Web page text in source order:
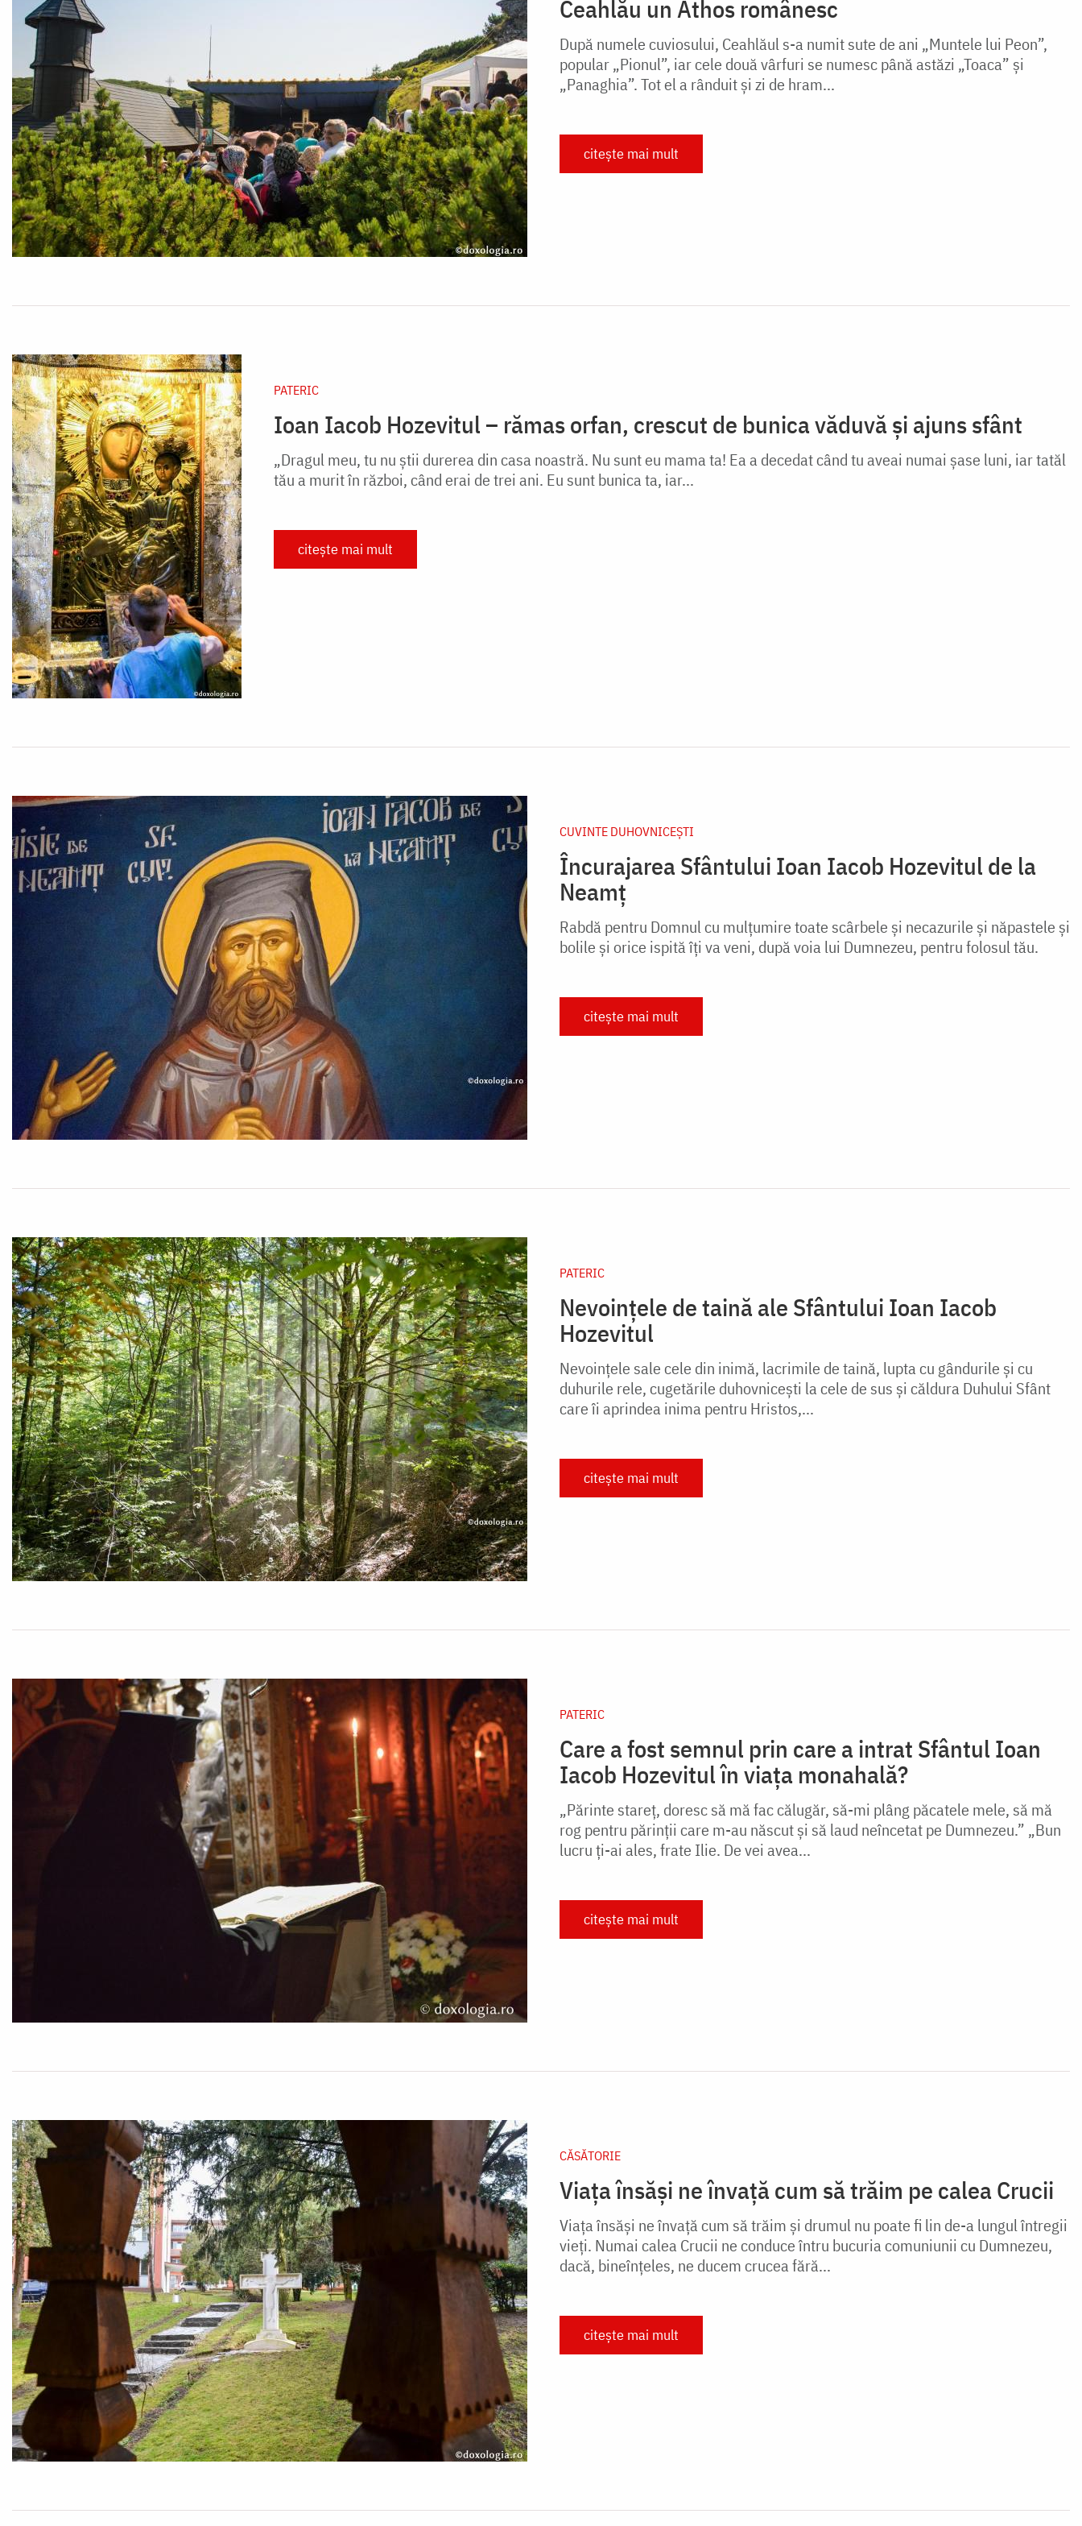
Ceahlău un Athos românesc
După numele cuviosului, Ceahlăul s-a numit sute de ani „Muntele lui Peon”,
popular „Pionul”, iar cele două vârfuri se numesc până astăzi „Toaca” şi
„Panaghia”. Tot el a rânduit şi zi de hram...
citește mai mult
PATERIC
Ioan Iacob Hozevitul – rămas orfan, crescut de bunica văduvă și ajuns sfânt
„Dragul meu, tu nu ştii durerea din casa noastră. Nu sunt eu mama ta! Ea a decedat când tu aveai numai şase luni, iar tatăl
tău a murit în război, când erai de trei ani. Eu sunt bunica ta, iar...
citește mai mult
CUVINTE DUHOVNICEȘTI
Încurajarea Sfântului Ioan Iacob Hozevitul de la
Neamț
Rabdă pentru Domnul cu mulțumire toate scârbele și necazurile și năpastele și
bolile și orice ispită îți va veni, după voia lui Dumnezeu, pentru folosul tău.
citește mai mult
PATERIC
Nevoințele de taină ale Sfântului Ioan Iacob
Hozevitul
Nevoinţele sale cele din inimă, lacrimile de taină, lupta cu gândurile şi cu
duhurile rele, cugetările duhovniceşti la cele de sus şi căldura Duhului Sfânt
care îi aprindea inima pentru Hristos,...
citește mai mult
PATERIC
Care a fost semnul prin care a intrat Sfântul Ioan
Iacob Hozevitul în viața monahală?
„Părinte stareţ, doresc să mă fac călugăr, să-mi plâng păcatele mele, să mă
rog pentru părinţii care m-au născut şi să laud neîncetat pe Dumnezeu.” „Bun
lucru ţi-ai ales, frate Ilie. De vei avea...
citește mai mult
CĂSĂTORIE
Viața însăși ne învață cum să trăim pe calea Crucii
Viaţa însăşi ne învaţă cum să trăim şi drumul nu poate fi lin de-a lungul întregii
vieţi. Numai calea Crucii ne conduce întru bucuria comuniunii cu Dumnezeu,
dacă, bineînţeles, ne ducem crucea fără...
citește mai mult